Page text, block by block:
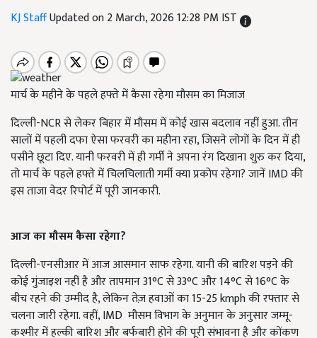
KJ StaffUpdated on 2 March, 2026 12:28 PM IST
मार्च के महीने के पहले हफ्ते में कैसा रहेगा मौसम का मिजाज
दिल्ली-NCR से लेकर बिहार में मौसम में कोई खास बदलाव नहीं हुआ. तीन
सालों में पहली दफा ऐसा फरवरी का महीना रहा, जिसने लोगों के दिन में ही
पसीने छूटा दिए. यानी फरवरी में ही गर्मी ने अपना रंग दिखाना शुरु कर दिया,
तो मार्च के पहले हफ्ते में चिलचिलाती गर्मी क्या प्रकोप रहेगा? जानें IMD की
इस ताजा वेदर रिपोर्ट में पूरी जानकारी.
आज का मौसम कैसा रहेगा?
दिल्ली-एनसीआर में आज आसमान साफ रहेगा. यानी की बारिश पड़ने की
कोई गुंजाइश नहीं है और तापमान 31°C से 33°C और 14°C से 16°C के
बीच रहने की उम्मीद है, लेकिन तेज़ हवाओं का 15-25 kmph की रफ्तार से
चलना जारी रहेगा. वहीं, IMD मौसम विभाग के अनुमान के अनुसार जम्मू-
कश्मीर में हल्की बारिश और बर्फबारी होने की पूरी संभावना है और कोंकण